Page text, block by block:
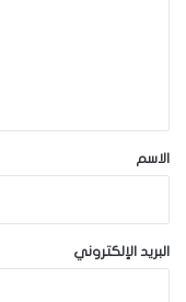
*الاسم
البريد الإلكتروني